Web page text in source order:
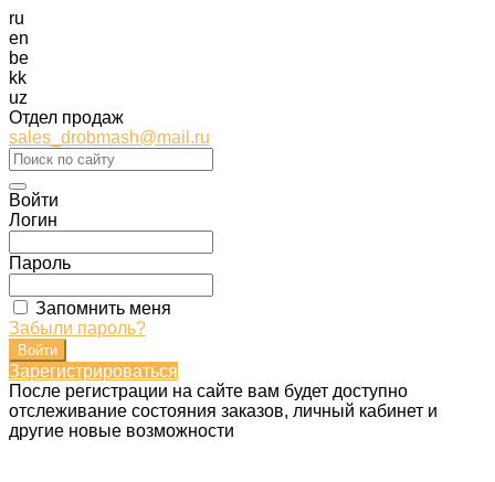
ru
en
be
kk
uz
Отдел продаж
sales_drobmash@mail.ru
Войти
Логин
Пароль
Запомнить меня
Забыли пароль?
Зарегистрироваться
После регистрации на сайте вам будет доступно
отслеживание состояния заказов, личный кабинет и
другие новые возможности